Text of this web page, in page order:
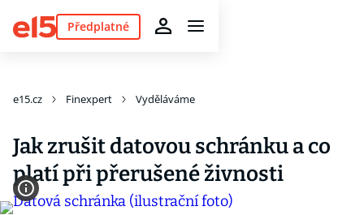
Předplatné
e15.cz Finexpert Vyděláváme
Jak zrušit datovou schránku a co
platí při přerušené živnosti